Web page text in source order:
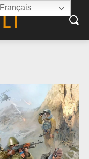
Français